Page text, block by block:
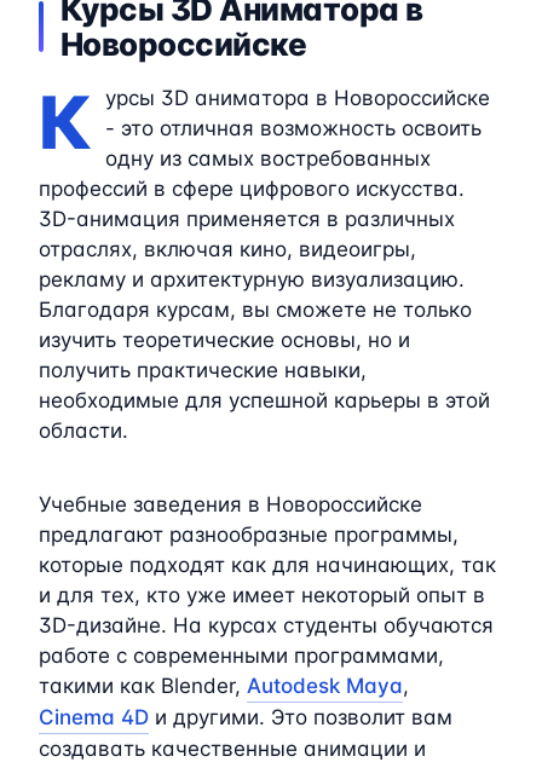
Курсы 3D Аниматора в
Новороссийске
К
урсы 3D аниматора в Новороссийске
- это отличная возможность освоить
одну из самых востребованных
профессий в сфере цифрового искусства.
3D-анимация применяется в различных
отраслях, включая кино, видеоигры,
рекламу и архитектурную визуализацию.
Благодаря курсам, вы сможете не только
изучить теоретические основы, но и
получить практические навыки,
необходимые для успешной карьеры в этой
области.
Учебные заведения в Новороссийске
предлагают разнообразные программы,
которые подходят как для начинающих, так
и для тех, кто уже имеет некоторый опыт в
3D-дизайне. На курсах студенты обучаются
работе с современными программами,
такими как Blender, Autodesk Maya,
Cinema 4D и другими. Это позволит вам
создавать качественные анимации и